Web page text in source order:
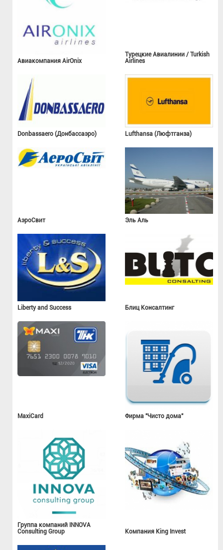
Авиакомпания AirOnix
Турецкие Авиалинии / Turkish
Airlines
Donbassaero (Донбассаэро) Lufthansa (Люфтганза)
АэроСвит Эль Аль
Liberty and Success Блиц Консалтинг
MaxiCard Фирма "Чисто дома"
Группа компаний INNOVA
Consulting Group
Компания King Invest